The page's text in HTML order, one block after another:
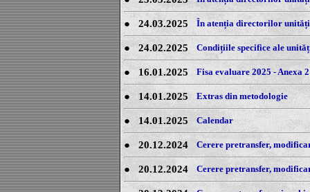
● 24.03.2025 În atenția directorilor
●24.02.2025 Condițiile specifice ale
●16.01.2025 Fisa evaluare 2025 - Anexa 2
● 14.01.2025 Extras din metodologie
●14.01.2025 Calendar
● 20.12.2024 Cerere pretransfer,
● 20.12.2024 Cerere pretransfer,